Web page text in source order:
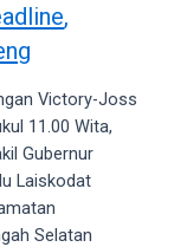
,
Victory-Joss
11.00 Wita,
Gubernur
Laiskodat
Selatan